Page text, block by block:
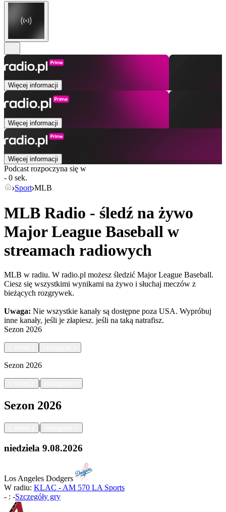
Więcej informacji
Więcej informacji
Więcej informacji
Podcast rozpoczyna się w
- 0 sek.
Sport MLB
MLB Radio - śledź na żywo
Major League Baseball w
streamach radiowych
MLB w radiu. W radio.pl możesz śledzić Major League Baseball.
Ciesz się wszystkimi wynikami na żywo i słuchaj meczów z
bieżących rozgrywek.
Uwaga: Nie wszystkie kanały są dostępne poza USA. Wypróbuj
inne kanały, jeśli je złapiesz. jeśli na taką natrafisz.
Sezon 2026
Sezon 2026
|
Sezon 2026
|
niedziela 9.08.2026
Los Angeles Dodgers
W radiu: KLAC - AM 570 LA Sports
- : -Szczegóły gry